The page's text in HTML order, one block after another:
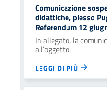
Comunicazione
didattiche, plesso
Referendum 12
In allegato, la
all’oggetto.
LEGGI DI PIÙ